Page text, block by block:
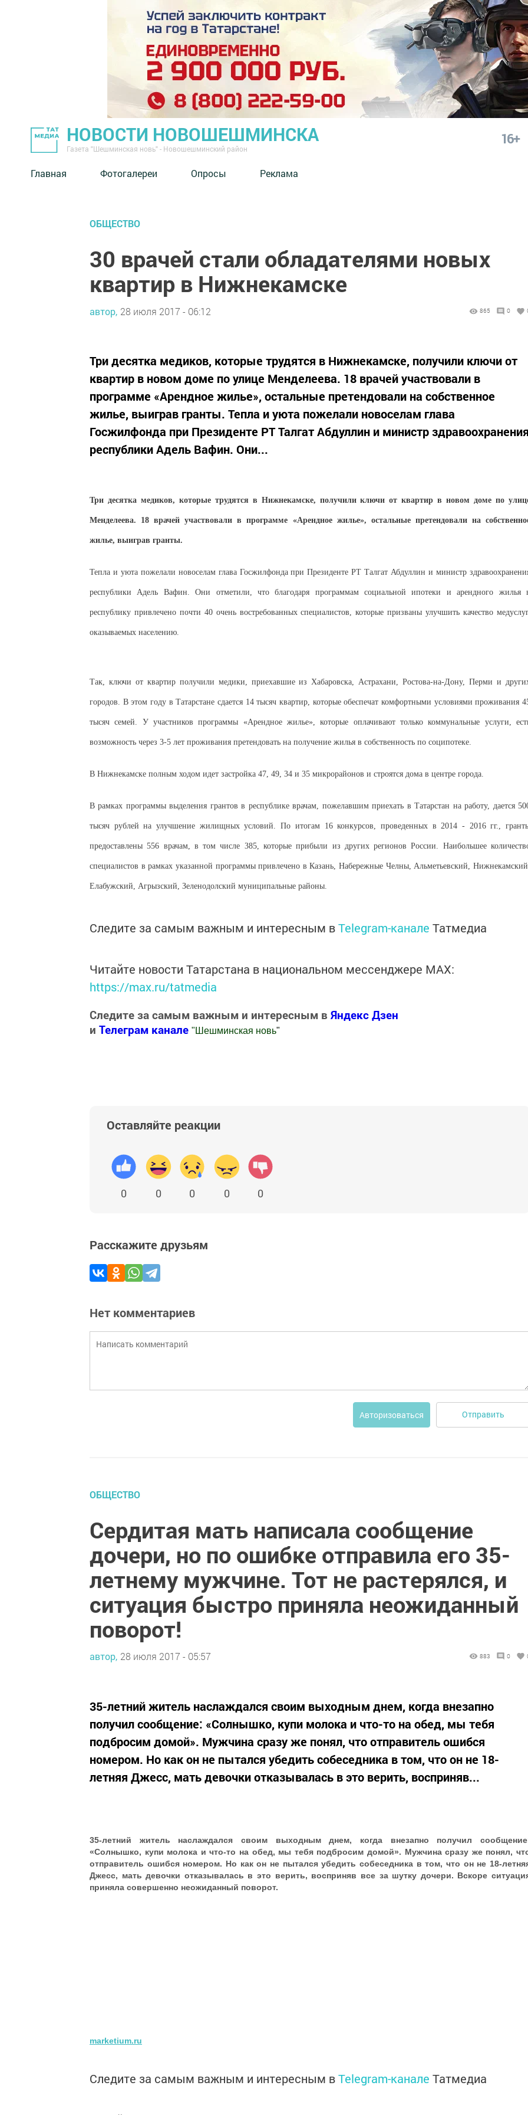
НОВОСТИ НОВОШЕШМИНСКА
Газета "Шешминская новь" - Новошешминский район
16+
Главная Фотогалереи Опросы Реклама
ОБЩЕСТВО
30 врачей стали обладателями новых
квартир в Нижнекамске
автор, 28 июля 2017 - 06:12 865 0
Три десятка медиков, которые трудятся в Нижнекамске, получили ключи от
квартир в новом доме по улице Менделеева. 18 врачей участвовали в
программе «Арендное жилье», остальные претендовали на собственное
жилье, выиграв гранты. Тепла и уюта пожелали новоселам глава
Госжилфонда при Президенте РТ Талгат Абдуллин и министр здравоохранения
республики Адель Вафин. Они...
Три десятка медиков, которые трудятся в Нижнекамске, получили ключи от квартир в новом доме по
Менделеева. 18 врачей участвовали в программе «Арендное жилье», остальные претендовали на
жилье, выиграв гранты.
Тепла и уюта пожелали новоселам глава Госжилфонда при Президенте РТ Талгат Абдуллин и министр
республики Адель Вафин. Они отметили, что благодаря программам социальной ипотеки и арендного жилья
республику привлечено почти 40 очень востребованных специалистов, которые призваны улучшить качество
оказываемых населению.
Так, ключи от квартир получили медики, приехавшие из Хабаровска, Астрахани, Ростова-на-Дону, Перми и
городов. В этом году в Татарстане сдается 14 тысяч квартир, которые обеспечат комфортными условиями проживания
тысяч семей. У участников программы «Арендное жилье», которые оплачивают только коммунальные услуги,
возможность через 3-5 лет проживания претендовать на получение жилья в собственность по соципотеке.
В Нижнекамске полным ходом идет застройка 47, 49, 34 и 35 микрорайонов и строятся дома в центре города.
В рамках программы выделения грантов в республике врачам, пожелавшим приехать в Татарстан на работу, дается
тысяч рублей на улучшение жилищных условий. По итогам 16 конкурсов, проведенных в 2014 - 2016 гг.,
предоставлены 556 врачам, в том числе 385, которые прибыли из других регионов России. Наибольшее
специалистов в рамках указанной программы привлечено в Казань, Набережные Челны, Альметьевский,
Елабужский, Агрызский, Зеленодолский муниципальные районы.
Следите за самым важным и интересным вTelegram-канале Татмедиа
Читайте новости Татарстана в национальном мессенджере MАХ:
https://max.ru/tatmedia
Следите за самым важным и интересным в Яндекс Дзен
и Телеграм канале " Шешминская новь"
Оставляйте реакции
0 0 0 0 0
Расскажите друзьям
Нет комментариев
Авторизоваться Отправить
ОБЩЕСТВО
Сердитая мать написала сообщение
дочери, но по ошибке отправила его 35-
летнему мужчине. Тот не растерялся, и
ситуация быстро приняла неожиданный
поворот!
автор, 28 июля 2017 - 05:57 883 0
35-летний житель наслаждался своим выходным днем, когда внезапно
получил сообщение: «Солнышко, купи молока и что-то на обед, мы тебя
подбросим домой». Мужчина сразу же понял, что отправитель ошибся
номером. Но как он не пытался убедить собеседника в том, что он не 18-
летняя Джесс, мать девочки отказывалась в это верить, восприняв...
35-летний житель наслаждался своим выходным днем, когда внезапно получил
«Солнышко, купи молока и что-то на обед, мы тебя подбросим домой». Мужчина сразу же понял,
отправитель ошибся номером. Но как он не пытался убедить собеседника в том, что он не 18-
Джесс, мать девочки отказывалась в это верить, восприняв все за шутку дочери. Вскоре
приняла совершенно неожиданный поворот.
marketium.ru
Следите за самым важным и интересным вTelegram-канале Татмедиа